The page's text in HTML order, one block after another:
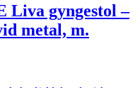
gyngestol –
metal, m.